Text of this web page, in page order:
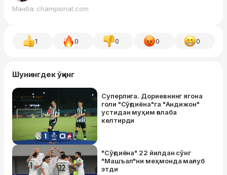
Манба: championat.com
1 0 0 0 0
Шунингдек ўқинг
Суперлига. Дориевнинг ягона
голи "Сўғдиёна"га "Андижон"
устидан муҳим ғалаба
келтирди
"Сўғдиёна" 22 йилдан сўнг
"Машъал"ни меҳмонда мағлуб
этди